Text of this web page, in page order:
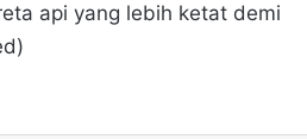
api yang lebih ketat demi